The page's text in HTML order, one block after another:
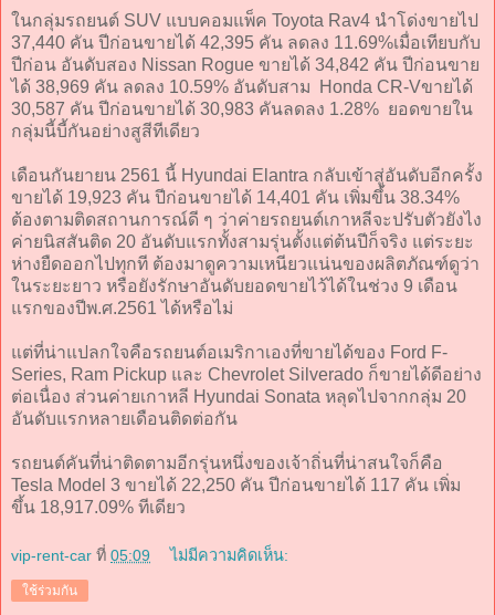
ในกลุ่มรถยนต์ SUV แบบคอมแพ็ค Toyota Rav4 นำโด่งขายไป
37,440 คัน ปีก่อนขายได้ 42,395 คัน ลดลง 11.69%เมื่อเทียบกับ
ปีก่อน อันดับสอง Nissan Rogue ขายได้ 34,842 คัน ปีก่อนขาย
ได้ 38,969 คัน ลดลง 10.59% อันดับสาม Honda CR-Vขายได้
30,587 คัน ปีก่อนขายได้ 30,983 คันลดลง 1.28% ยอดขายใน
กลุ่มนี้บี้กันอย่างสูสีทีเดียว
เดือนกันยายน 2561 นี้ Hyundai Elantra กลับเข้าสู่อันดับอีกครั้ง
ขายได้ 19,923 คัน ปีก่อนขายได้ 14,401 คัน เพิ่มขึ้น 38.34%
ต้องตามติดสถานการณ์ดี ๆ ว่าค่ายรถยนต์เกาหลีจะปรับตัวยังไง
ค่ายนิสสันติด 20 อันดับแรกทั้งสามรุ่นตั้งแต่ต้นปีก็จริง แต่ระยะ
ห่างยืดออกไปทุกที ต้องมาดูความเหนียวแน่นของผลิตภัณฑ์ดูว่า
ในระยะยาว หรือยังรักษาอันดับยอดขายไว้ได้ในช่วง 9 เดือน
แรกของปีพ.ศ.2561 ได้หรือไม่
แต่ที่น่าแปลกใจคือรถยนต์อเมริกาเองที่ขายได้ของ Ford F-
Series, Ram Pickup และ Chevrolet Silverado ก็ขายได้ดีอย่าง
ต่อเนื่อง ส่วนค่ายเกาหลี Hyundai Sonata หลุดไปจากกลุ่ม 20
อันดับแรกหลายเดือนติดต่อกัน
รถยนต์คันที่น่าติดตามอีกรุ่นหนึ่งของเจ้าถิ่นที่น่าสนใจก็คือ
Tesla Model 3 ขายได้ 22,250 คัน ปีก่อนขายได้ 117 คัน เพิ่ม
ขึ้น 18,917.09% ทีเดียว
vip-rent-car ที่ 05:09 ไม่มีความคิดเห็น:
ใช้ร่วมกัน